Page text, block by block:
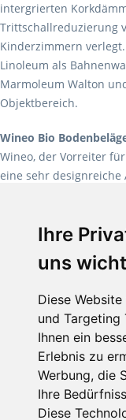
Ihre
uns
Diese
und Targeting
Ihnen ein
Erlebnis zu
Werbung, die
Ihre
Diese
intergrierten
Trittschallreduzierung
Kinderzimmern
Linoleum als
Marmoleum Walton
Objektbereich.
Wineo Bio
Wineo, der Vorreiter
eine sehr designreiche
Weichmacher und
Verlegearten ist er für
Empfehlung:Wineo
Teppiche für ein
Teppich in Ihrem
60cm. Vor allem in
Oberfläche ein sehr
Fletco Fluffy und